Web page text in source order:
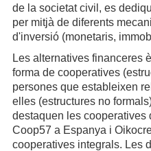
de la societat civil, es
per mitjà de diferents
d'inversió (monetaris,
Les alternatives financeres
forma de cooperatives
persones que estableixen
elles (estructures no
destaquen les cooperatives
Coop57 a Espanya i
cooperatives integrals. Les